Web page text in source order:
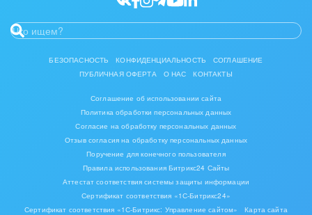
Юриспруденция
БЕЗОПАСНОСТЬ КОНФИДЕНЦИАЛЬНОСТЬ
СОГЛАШЕНИЕ
ПУБЛИЧНАЯ ОФЕРТА
О НАС КОНТАКТЫ
Соглашение об использовании сайта
Политика обработки персональных данных
Согласие на обработку персональных данных
Отзыв согласия на обработку персональных данных
Поручение для конечного пользователя
Правила использования Битрикс24 Сайты
Аттестат соответствия системы защиты информации
Сертификат соответствия «1С-Битрикс24»
Сертификат соответствия «1С-Битрикс: Управление сайтом»
Карта сайта